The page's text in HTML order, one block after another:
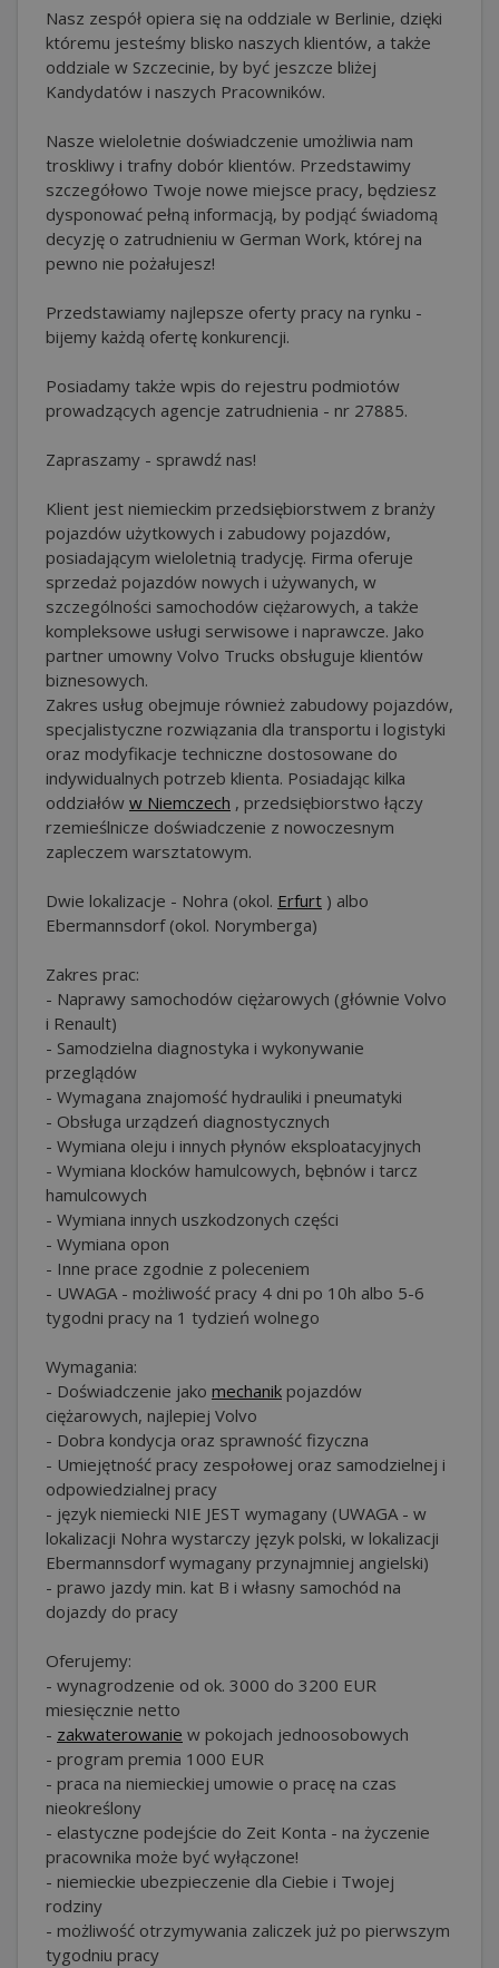
Nasz zespół opiera się na oddziale w Berlinie, dzięki
któremu jesteśmy blisko naszych klientów, a także
oddziale w Szczecinie, by być jeszcze bliżej
Kandydatów i naszych Pracowników.
Nasze wieloletnie doświadczenie umożliwia nam
troskliwy i trafny dobór klientów. Przedstawimy
szczegółowo Twoje nowe miejsce pracy, będziesz
dysponować pełną informacją, by podjąć świadomą
decyzję o zatrudnieniu w German Work, której na
pewno nie pożałujesz!
Przedstawiamy najlepsze oferty pracy na rynku -
bijemy każdą ofertę konkurencji.
Posiadamy także wpis do rejestru podmiotów
prowadzących agencje zatrudnienia - nr 27885.
Zapraszamy - sprawdź nas!
Klient jest niemieckim przedsiębiorstwem z branży
pojazdów użytkowych i zabudowy pojazdów,
posiadającym wieloletnią tradycję. Firma oferuje
sprzedaż pojazdów nowych i używanych, w
szczególności samochodów ciężarowych, a także
kompleksowe usługi serwisowe i naprawcze. Jako
partner umowny Volvo Trucks obsługuje klientów
biznesowych.
Zakres usług obejmuje również zabudowy pojazdów,
specjalistyczne rozwiązania dla transportu i logistyki
oraz modyfikacje techniczne dostosowane do
indywidualnych potrzeb klienta. Posiadając kilka
oddziałów w Niemczech , przedsiębiorstwo łączy
rzemieślnicze doświadczenie z nowoczesnym
zapleczem warsztatowym.
Dwie lokalizacje - Nohra (okol. Erfurt ) albo
Ebermannsdorf (okol. Norymberga)
Zakres prac:
- Naprawy samochodów ciężarowych (głównie Volvo
i Renault)
- Samodzielna diagnostyka i wykonywanie
przeglądów
- Wymagana znajomość hydrauliki i pneumatyki
- Obsługa urządzeń diagnostycznych
- Wymiana oleju i innych płynów eksploatacyjnych
- Wymiana klocków hamulcowych, bębnów i tarcz
hamulcowych
- Wymiana innych uszkodzonych części
- Wymiana opon
- Inne prace zgodnie z poleceniem
- UWAGA - możliwość pracy 4 dni po 10h albo 5-6
tygodni pracy na 1 tydzień wolnego
Wymagania:
- Doświadczenie jako mechanik pojazdów
ciężarowych, najlepiej Volvo
- Dobra kondycja oraz sprawność fizyczna
- Umiejętność pracy zespołowej oraz samodzielnej i
odpowiedzialnej pracy
- język niemiecki NIE JEST wymagany (UWAGA - w
lokalizacji Nohra wystarczy język polski, w lokalizacji
Ebermannsdorf wymagany przynajmniej angielski)
- prawo jazdy min. kat B i własny samochód na
dojazdy do pracy
Oferujemy:
- wynagrodzenie od ok. 3000 do 3200 EUR
miesięcznie netto
- zakwaterowanie w pokojach jednoosobowych
- program premia 1000 EUR
- praca na niemieckiej umowie o pracę na czas
nieokreślony
- elastyczne podejście do Zeit Konta - na życzenie
pracownika może być wyłączone!
- niemieckie ubezpieczenie dla Ciebie i Twojej
rodziny
- możliwość otrzymywania zaliczek już po pierwszym
tygodniu pracy